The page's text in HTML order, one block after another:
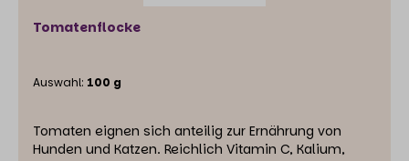
Tomatenflocke
Auswahl: 100 g
Tomaten eignen sich anteilig zur Ernährung von
Hunden und Katzen. Reichlich Vitamin C, Kalium,